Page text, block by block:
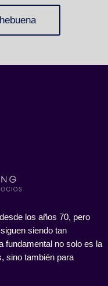
los años 70, pero
siendo tan
fundamental no solo es la
sino también para